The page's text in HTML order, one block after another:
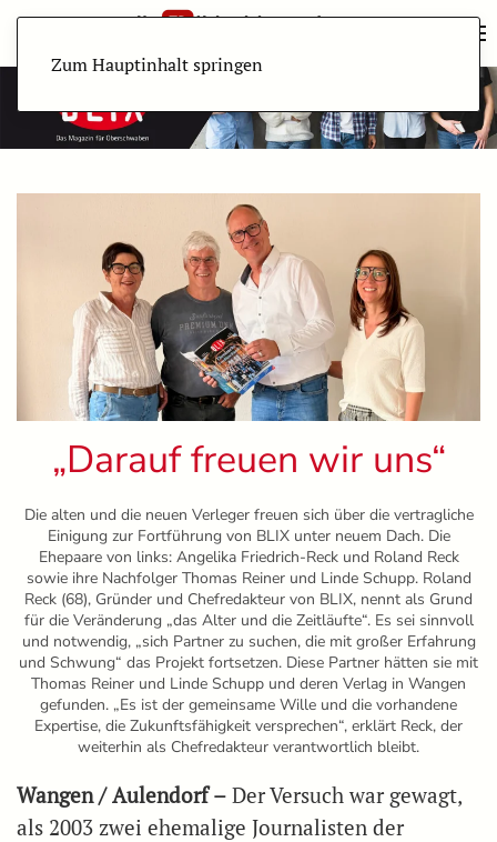
Zum Hauptinhalt springen
„Darauf freuen wir uns“
Die alten und die neuen Verleger freuen sich über die vertragliche
Einigung zur Fortführung von BLIX unter neuem Dach. Die
Ehepaare von links: Angelika Friedrich-Reck und Roland Reck
sowie ihre Nachfolger Thomas Reiner und Linde Schupp. Roland
Reck (68), Gründer und Chefredakteur von BLIX, nennt als Grund
für die Veränderung „das Alter und die Zeitläufte“. Es sei sinnvoll
und notwendig, „sich Partner zu suchen, die mit großer Erfahrung
und Schwung“ das Projekt fortsetzen. Diese Partner hätten sie mit
Thomas Reiner und Linde Schupp und deren Verlag in Wangen
gefunden. „Es ist der gemeinsame Wille und die vorhandene
Expertise, die Zukunftsfähigkeit versprechen“, erklärt Reck, der
weiterhin als Chefredakteur verantwortlich bleibt.
Wangen / Aulendorf – Der Versuch war gewagt,
als 2003 zwei ehemalige Journalisten der